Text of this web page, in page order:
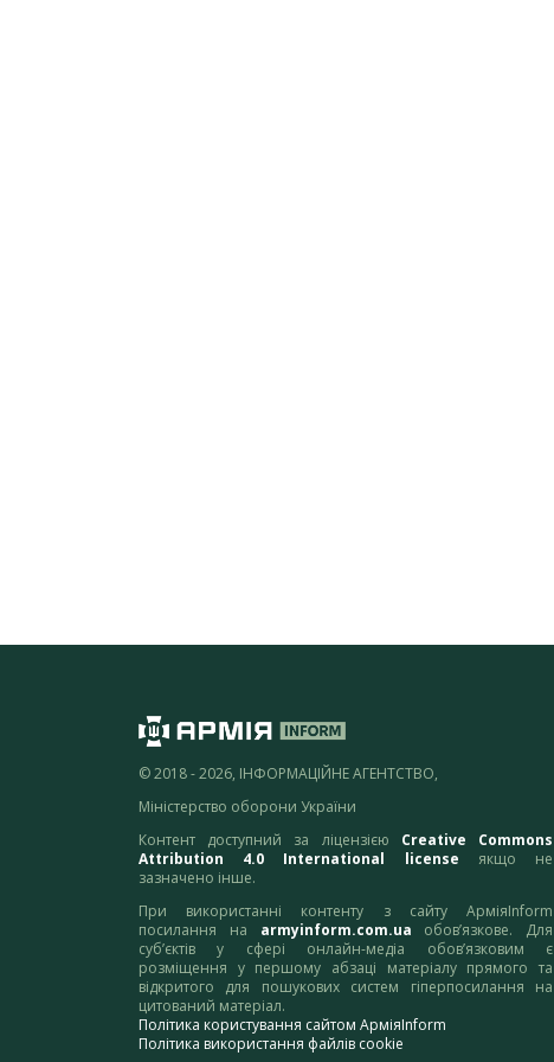
© 2018 - 2026, ІНФОРМАЦІЙНЕ АГЕНТСТВО,
Міністерство оборони України
Контент доступний за ліцензією Creative Commons
Attribution 4.0 International license якщо не
зазначено інше.
При використанні контенту з сайту АрміяInform
посилання на armyinform.com.ua обов’язкове. Для
суб’єктів у сфері онлайн-медіа обов’язковим є
розміщення у першому абзаці матеріалу прямого та
відкритого для пошукових систем гіперпосилання на
цитований матеріал.
Політика користування сайтом АрміяInform
Політика використання файлів cookie